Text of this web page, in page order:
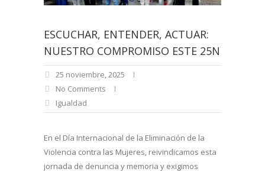
ESCUCHAR, ENTENDER, ACTUAR:
NUESTRO COMPROMISO ESTE 25N
25 noviembre, 2025
No Comments
Igualdad
En el Día Internacional de la Eliminación de la
Violencia contra las Mujeres, reivindicamos esta
jornada de denuncia y memoria y exigimos